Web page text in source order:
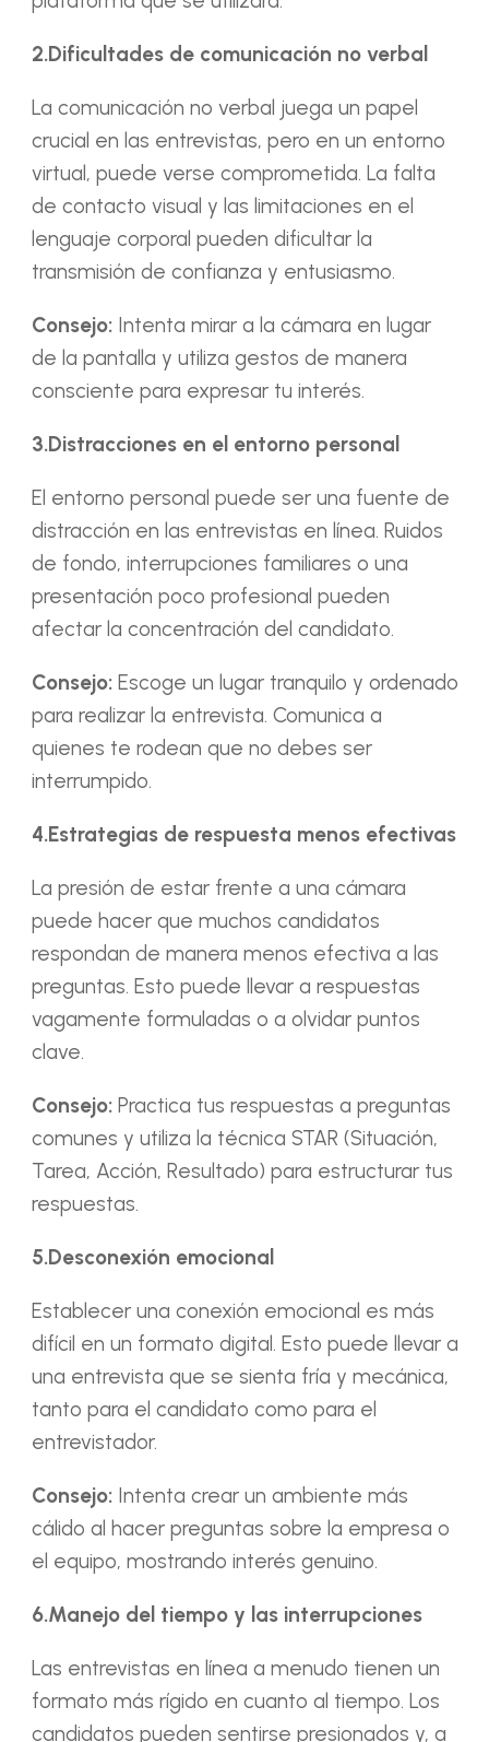
2.Dificultades de comunicación no verbal
La comunicación no verbal juega un papel
crucial en las entrevistas, pero en un entorno
virtual, puede verse comprometida. La falta
de contacto visual y las limitaciones en el
lenguaje corporal pueden dificultar la
transmisión de confianza y entusiasmo.
Consejo:Intenta mirar a la cámara en lugar
de la pantalla y utiliza gestos de manera
consciente para expresar tu interés.
3.Distracciones en el entorno personal
El entorno personal puede ser una fuente de
distracción en las entrevistas en línea. Ruidos
de fondo, interrupciones familiares o una
presentación poco profesional pueden
afectar la concentración del candidato.
Consejo:Escoge un lugar tranquilo y ordenado
para realizar la entrevista. Comunica a
quienes te rodean que no debes ser
interrumpido.
4.Estrategias de respuesta menos efectivas
La presión de estar frente a una cámara
puede hacer que muchos candidatos
respondan de manera menos efectiva a las
preguntas. Esto puede llevar a respuestas
vagamente formuladas o a olvidar puntos
clave.
Consejo:Practica tus respuestas a preguntas
comunes y utiliza la técnica STAR (Situación,
Tarea, Acción, Resultado) para estructurar tus
respuestas.
5.Desconexión emocional
Establecer una conexión emocional es más
difícil en un formato digital. Esto puede llevar a
una entrevista que se sienta fría y mecánica,
tanto para el candidato como para el
entrevistador.
Consejo:Intenta crear un ambiente más
cálido al hacer preguntas sobre la empresa o
el equipo, mostrando interés genuino.
6.Manejo del tiempo y las interrupciones
Las entrevistas en línea a menudo tienen un
formato más rígido en cuanto al tiempo. Los
candidatos pueden sentirse presionados y, a